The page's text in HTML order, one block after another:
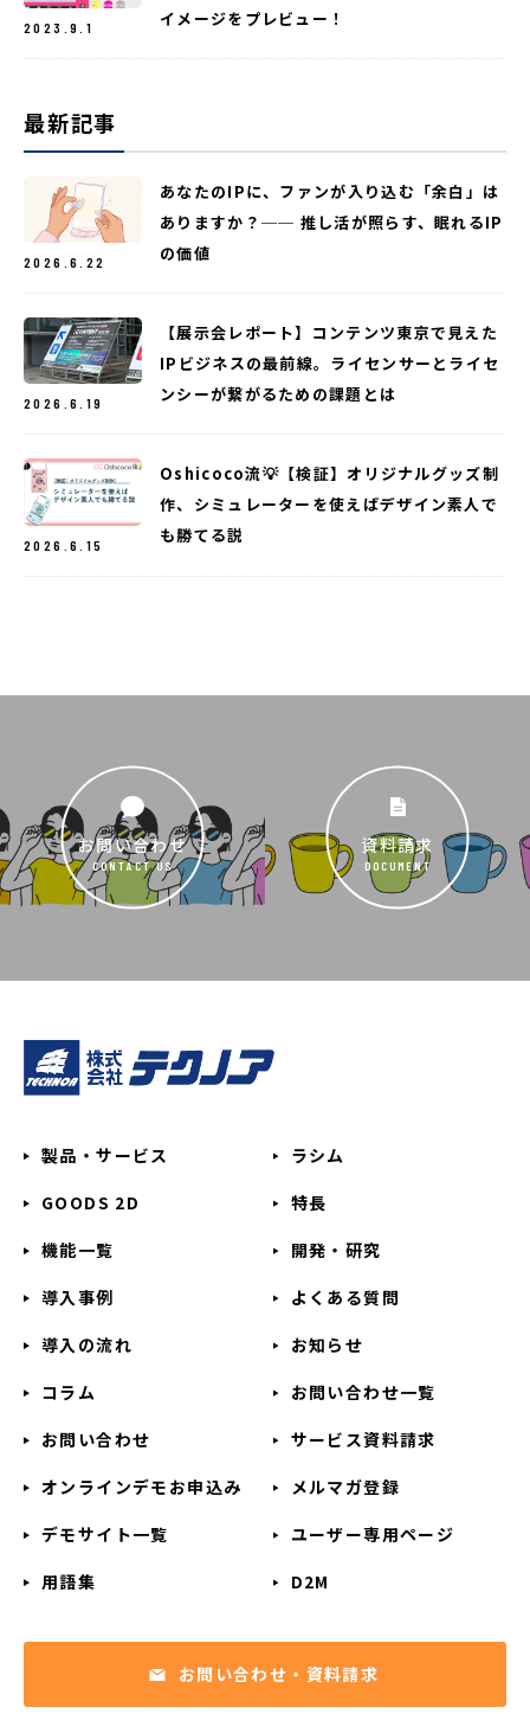
2023.9.1
イメージをプレビュー！
最新記事
2026.6.22
あなたのIPに、ファンが入り込む「余白」は
ありますか？── 推し活が照らす、眠れるIP
の価値
2026.6.19
【展示会レポート】コンテンツ東京で見えた
IPビジネスの最前線。ライセンサーとライセ
ンシーが繋がるための課題とは
2026.6.15
Oshicoco流💡【検証】オリジナルグッズ制
作、シミュレーターを使えばデザイン素人で
も勝てる説
お問い合わせ
CONTACT US
資料請求
DOCUMENT
製品・サービス
ラシム
GOODS 2D
特長
機能一覧
開発・研究
導入事例
よくある質問
導入の流れ
お知らせ
コラム
お問い合わせ一覧
お問い合わせ
サービス資料請求
オンラインデモお申込み
メルマガ登録
デモサイト一覧
ユーザー専用ページ
用語集
D2M
お問い合わせ・資料請求